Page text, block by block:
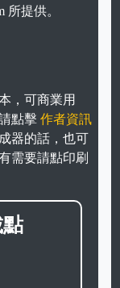
所提供。
，可商業用
點擊作者資訊
器的話，也可
需要請點印刷